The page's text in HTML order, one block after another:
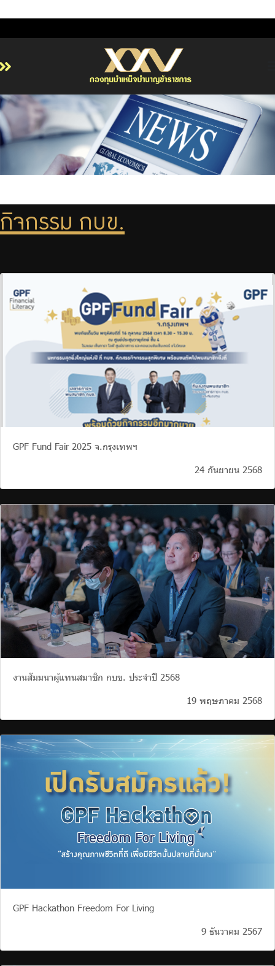
หน้าหลัก
เกี่ยวกับ กบข.
บริการสมาชิก
การบริหารความเสี่ยง
รายงานผลการดำเนินงาน
บริการเจ้าหน้าที่ส่วนราชการ
ร่วมงานกับเรา
ติดต่อเรา
ไทย | Eng
กิจกรรม กบข.
GPF Fund Fair 2025 จ.กรุงเทพฯ
24 กันยายน 2568
งานสัมมนาผู้แทนสมาชิก กบข. ประจำปี 2568
19 พฤษภาคม 2568
GPF Hackathon Freedom For Living
9 ธันวาคม 2567